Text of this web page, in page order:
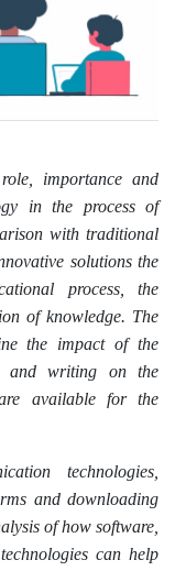
importance and
in the process of
with traditional
solutions the
process, the
of knowledge. The
the impact of the
and writing on the
available for the
technologies,
and downloading
of how software,
can help